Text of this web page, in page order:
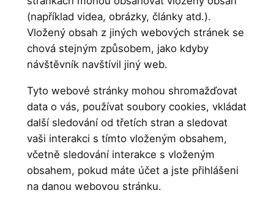
(například videa, obrázky, články atd.).
Vložený obsah z jiných webových stránek se
chová stejným způsobem, jako kdyby
návštěvník navštívil jiný web.
Tyto webové stránky mohou shromažďovat
data o vás, používat soubory cookies, vkládat
další sledování od třetích stran a sledovat
vaši interakci s tímto vloženým obsahem,
včetně sledování interakce s vloženým
obsahem, pokud máte účet a jste přihlášeni
na danou webovou stránku.